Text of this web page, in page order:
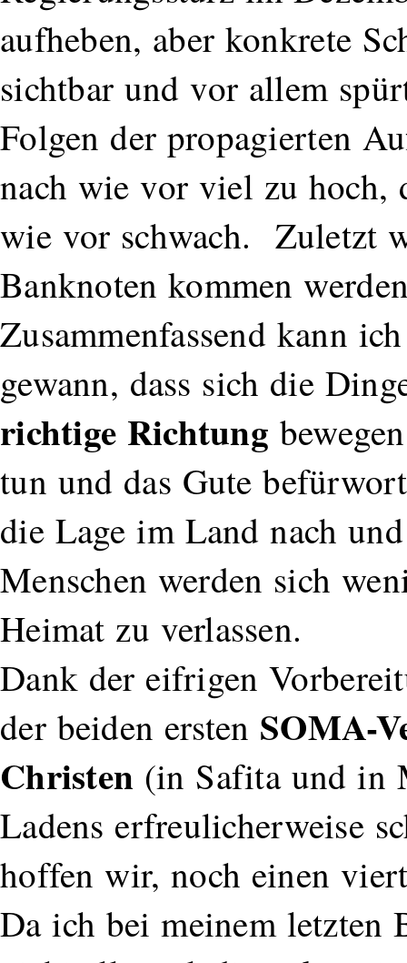
aufheben, aber konkrete
sichtbar und vor allem
Folgen der propagierten
nach wie vor viel zu hoch,
wie vor schwach. Zuletzt
Banknoten kommen
Zusammenfassend kann
gewann, dass sich die
richtige Richtung
tun und das Gute
die Lage im Land nach
Menschen werden sich
Heimat zu verlassen.
Dank der eifrigen
der beiden ersten SOMA-
Christen (in Safita und in
Ladens erfreulicherweise
hoffen wir, noch einen
Da ich bei meinem letzten